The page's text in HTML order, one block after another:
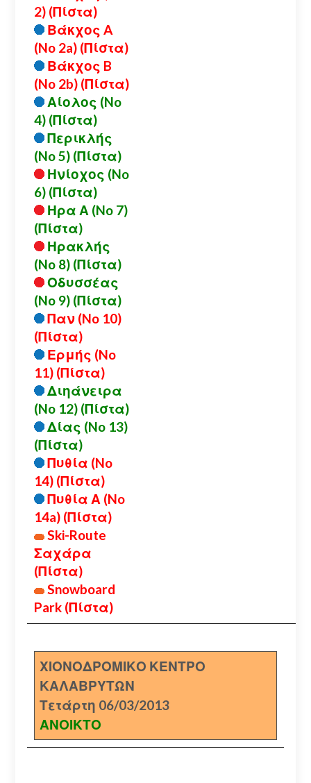
2) (Πίστα)
Βάκχος A
(No 2a) (Πίστα)
Βάκχος B
(No 2b) (Πίστα)
Αίολος (No
4) (Πίστα)
Περικλής
(No 5) (Πίστα)
Ηνίοχος (No
6) (Πίστα)
Ηρα Α (No 7)
(Πίστα)
Ηρακλής
(No 8) (Πίστα)
Οδυσσέας
(No 9) (Πίστα)
Παν (No 10)
(Πίστα)
Ερμής (No
11) (Πίστα)
Διηάνειρα
(No 12) (Πίστα)
Δίας (No 13)
(Πίστα)
Πυθία (No
14) (Πίστα)
Πυθία Α (No
14a) (Πίστα)
Ski-Route
Σαχάρα
(Πίστα)
Snowboard
Park (Πίστα)
ΧΙΟΝΟΔΡΟΜΙΚΟ ΚΕΝΤΡΟ
ΚΑΛΑΒΡΥΤΩΝ
Τετάρτη 06/03/2013
ΑΝΟΙΚΤΟ